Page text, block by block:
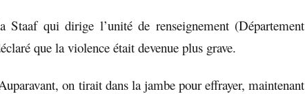
Staaf qui dirige l’unité de renseignement (Département
que la violence était devenue plus grave.
on tirait dans la jambe pour effrayer, maintenant